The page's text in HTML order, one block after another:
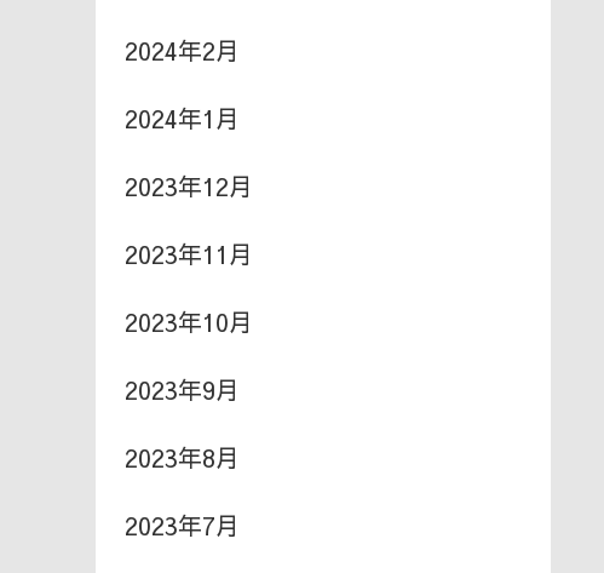
2024年2月
2024年1月
2023年12月
2023年11月
2023年10月
2023年9月
2023年8月
2023年7月